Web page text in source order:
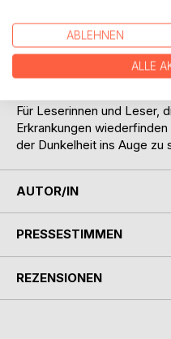
nicht heilt, sondern
bildgewaltig und
in eine Realität, die viele
fassen können.
Für Leserinnen und Leser,
Erkrankungen
der Dunkelheit ins Auge zu
AUTOR/IN
PRESSESTIMMEN
REZENSIONEN
ABLEHNEN
ALLE